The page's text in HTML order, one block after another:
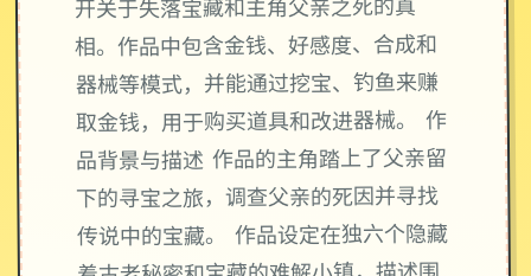
开关于失落宝藏和主角父亲之死的真
相。作品中包含金钱、好感度、合成和
器械等模式，并能通过挖宝、钓鱼来赚
取金钱，用于购买道具和改进器械。 作
品背景与描述 作品的主角踏上了父亲留
下的寻宝之旅，调查父亲的死因并寻找
传说中的宝藏。 作品设定在独六个隐藏